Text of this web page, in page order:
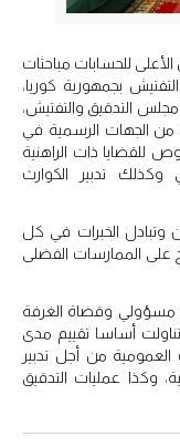
للحسابات مباحثات
بجمهورية كوريا،
التدقيق والتفتيش،
من الجهات الرسمية في
للقضايا ذات الراهنية
وكذلك تدبير الكوارث
وتبادل الخبرات في كل
على الممارسات الفضلى
وقضاة الغرفة
أساسا تقييم مدى
من أجل تدبير
وكذا عمليات التدقيق